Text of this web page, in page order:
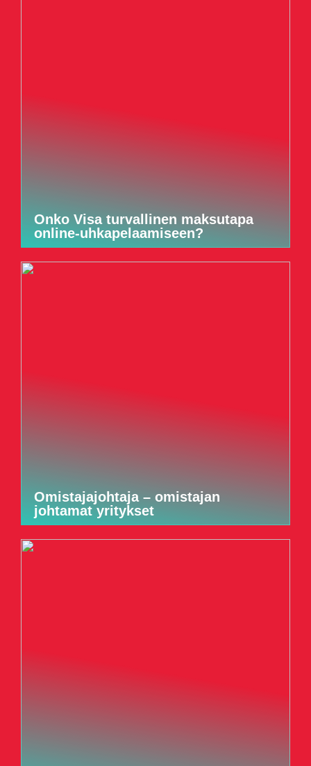
Onko Visa turvallinen maksutapa
online-uhkapelaamiseen?
Omistajajohtaja – omistajan
johtamat yritykset